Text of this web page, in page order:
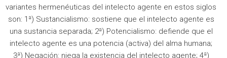
variantes hermenéuticas del intelecto agente en estos siglos
son: 1ª) Sustancialismo: sostiene que el intelecto agente es
una sustancia separada; 2ª) Potencialismo: defiende que el
intelecto agente es una potencia (activa) del alma humana;
3ª) Negación: niega la existencia del intelecto agente; 4ª)